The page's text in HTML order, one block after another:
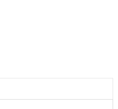
Unpatti,